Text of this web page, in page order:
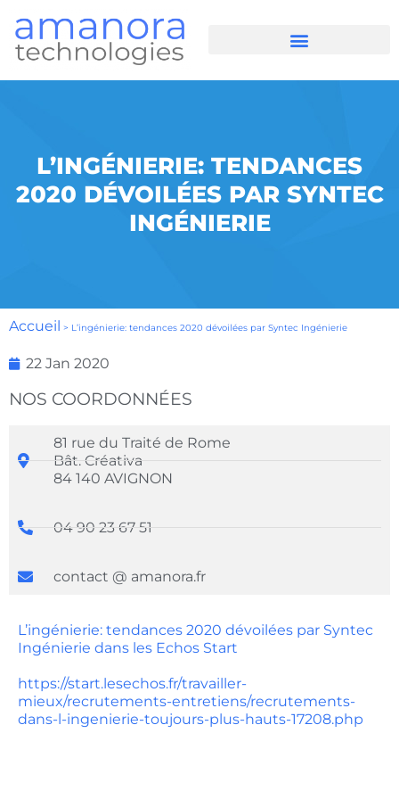
L’INGÉNIERIE: TENDANCES
2020 DÉVOILÉES PAR SYNTEC
INGÉNIERIE
Accueil > L’ingénierie: tendances 2020 dévoilées par Syntec Ingénierie
22 Jan 2020
NOS COORDONNÉES
81 rue du Traité de Rome
Bât. Créativa
84 140 AVIGNON
04 90 23 67 51
contact @ amanora.fr
L’ingénierie: tendances 2020 dévoilées par Syntec
Ingénierie dans les Echos Start
https://start.lesechos.fr/travailler-
mieux/recrutements-entretiens/recrutements-
dans-l-ingenierie-toujours-plus-hauts-17208.php